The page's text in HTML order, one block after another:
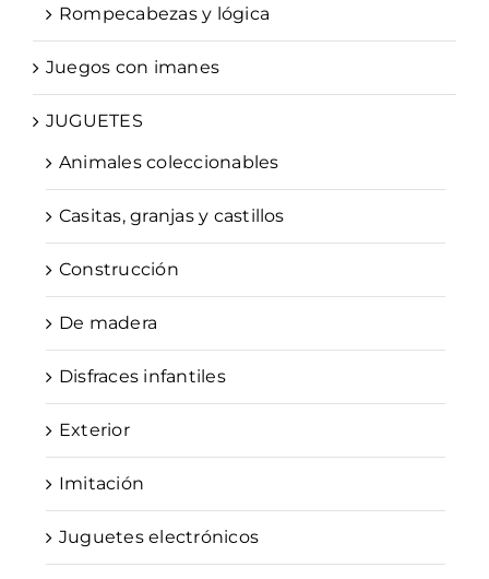
Rompecabezas y lógica
Juegos con imanes
JUGUETES
Animales coleccionables
Casitas, granjas y castillos
Construcción
De madera
Disfraces infantiles
Exterior
Imitación
Juguetes electrónicos